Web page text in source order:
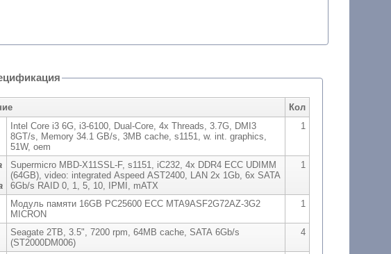
Кол
Intel Core i3 6G, i3-6100, Dual-Core, 4x Threads, 3.7G, DMI3
8GT/s, Memory 34.1 GB/s, 3MB cache, s1151, w. int. graphics,
51W, oem
1
Supermicro MBD-X11SSL-F, s1151, iC232, 4x DDR4 ECC UDIMM
(64GB), video: integrated Aspeed AST2400, LAN 2x 1Gb, 6x SATA
6Gb/s RAID 0, 1, 5, 10, IPMI, mATX
1
Модуль памяти 16GB PC25600 ECC MTA9ASF2G72AZ-3G2
MICRON
1
Seagate 2TB, 3.5", 7200 rpm, 64MB cache, SATA 6Gb/s
(ST2000DM006)
4